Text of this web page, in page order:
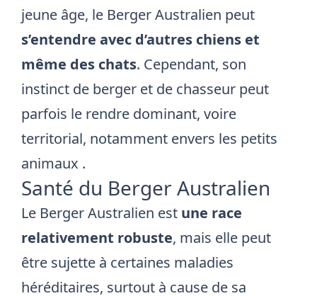
jeune âge, le Berger Australien peut
s’entendre avec d’autres chiens et
même des chats. Cependant, son
instinct de berger et de chasseur peut
parfois le rendre dominant, voire
territorial, notamment envers les petits
animaux .
Santé du Berger Australien
Le Berger Australien est une race
relativement robuste, mais elle peut
être sujette à certaines maladies
héréditaires, surtout à cause de sa